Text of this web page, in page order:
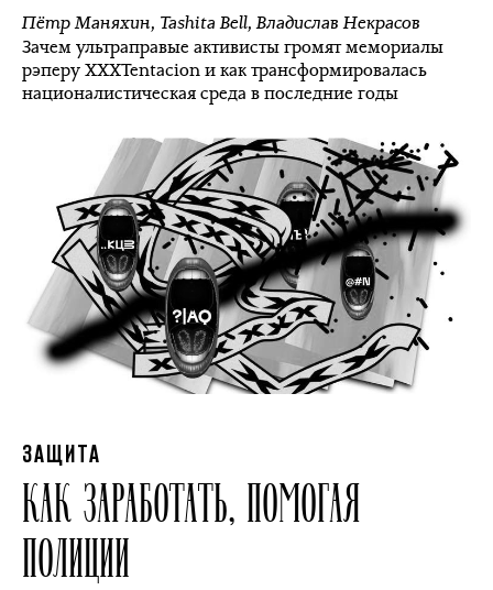
Пётр Маняхин, Tashita Bell,Владислав Некрасов
Зачем ультраправые активисты громят мемориалы
рэперу XXXTentacion и как трансформировалась
националистическая среда в последние годы
ЗАЩИТА
КАК ЗАРАБОТАТЬ, ПОМОГАЯ
ПОЛИЦИИ